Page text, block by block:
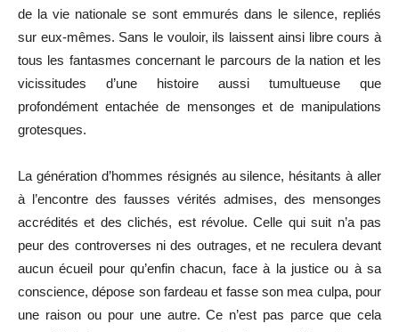
de la vie nationale se sont emmurés dans le silence, repliés
sur eux-mêmes. Sans le vouloir, ils laissent ainsi libre cours à
tous les fantasmes concernant le parcours de la nation et les
vicissitudes d’une histoire aussi tumultueuse que
profondément entachée de mensonges et de manipulations
grotesques.
La génération d’hommes résignés au silence, hésitants à aller
à l’encontre des fausses vérités admises, des mensonges
accrédités et des clichés, est révolue. Celle qui suit n’a pas
peur des controverses ni des outrages, et ne reculera devant
aucun écueil pour qu’enfin chacun, face à la justice ou à sa
conscience, dépose son fardeau et fasse son mea culpa, pour
une raison ou pour une autre. Ce n’est pas parce que cela